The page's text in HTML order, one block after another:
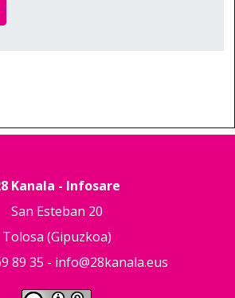
Kanala - Infosare
San Esteban 20
Tolosa (Gipuzkoa)
89 35 - info@28kanala.eus